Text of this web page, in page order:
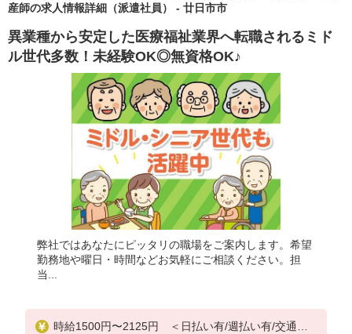
産師の求人情報詳細（派遣社員） - 廿日市市
異業種から安定した医療福祉業界へ転職されるミド
ル世代多数！未経験OK◎無資格OK♪
弊社ではあなたにピッタリの職場をご案内します。希望
勤務地や曜日・時間などお気軽にご相談ください。担
当...
時給1500円〜2125円 ＜日払い有/週払い有/交通費